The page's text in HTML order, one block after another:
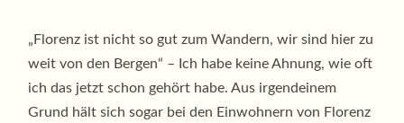
„Florenz ist nicht so gut zum Wandern, wir sind hier zu
weit von den Bergen“ – Ich habe keine Ahnung, wie oft
ich das jetzt schon gehört habe. Aus irgendeinem
Grund hält sich sogar bei den Einwohnern von Florenz